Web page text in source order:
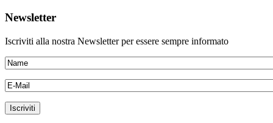
Newsletter
Iscriviti alla nostra Newsletter per essere sempre informato